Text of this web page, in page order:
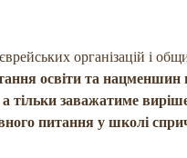
організацій і
освіти та нацменшин
тільки заважатиме
питання у школі